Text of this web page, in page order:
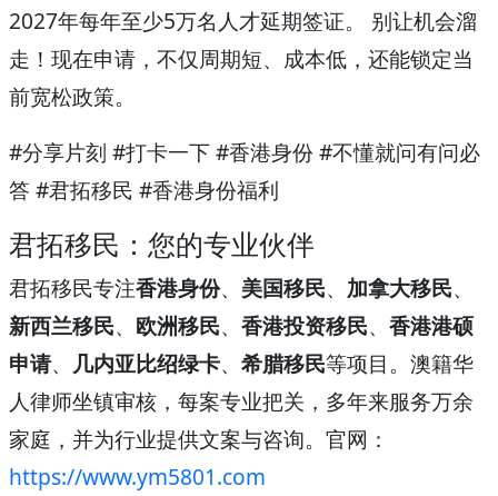
2027年每年至少5万名人才延期签证。 别让机会溜
走！现在申请，不仅周期短、成本低，还能锁定当
前宽松政策。
#分享片刻 #打卡一下 #香港身份 #不懂就问有问必
答 #君拓移民 #香港身份福利
君拓移民：您的专业伙伴
君拓移民专注香港身份、 美国移民、 加拿大移民、
新西兰移民、 欧洲移民、 香港投资移民、 香港港硕
申请、 几内亚比绍绿卡、 希腊移民等项目。澳籍华
人律师坐镇审核，每案专业把关，多年来服务万余
家庭，并为行业提供文案与咨询。官网：
https://www.ym5801.com